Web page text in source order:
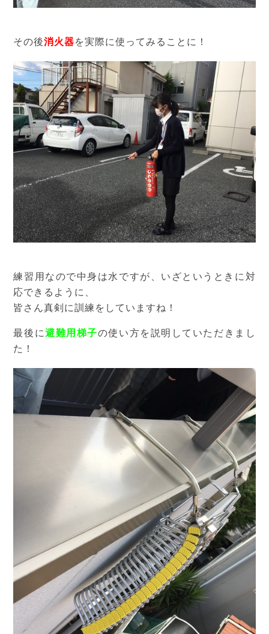
その後消火器を実際に使ってみることに！
練習用なので中身は水ですが、いざというときに対
応できるように、
皆さん真剣に訓練をしていますね！
最後に避難用梯子の使い方を説明していただきまし
た！